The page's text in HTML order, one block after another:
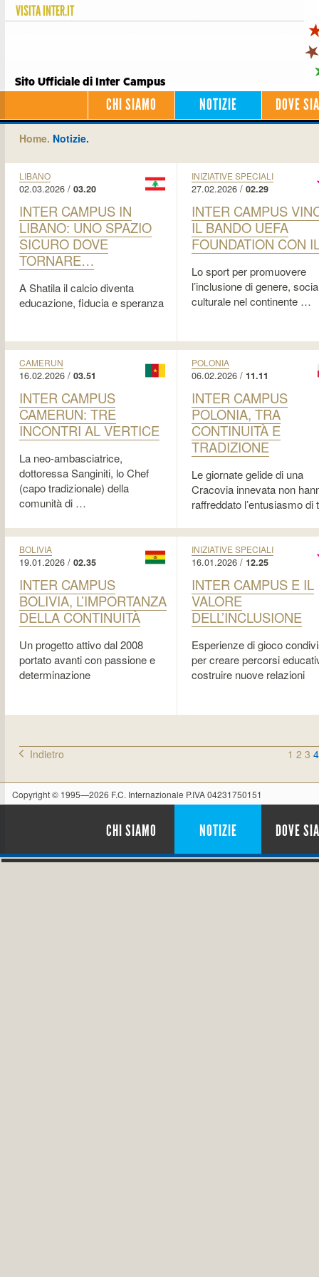
VISITAINTER.IT
Sito Ufficiale di Inter Campus
CHI SIAMO NOTIZIE DOVE
Home. Notizie.
LIBANO
02.03.2026 / 03.20
INTER CAMPUS IN
LIBANO: UNO SPAZIO
SICURO DOVE
TORNARE…
A Shatila il calcio diventa
educazione, fiducia e speranza
INIZIATIVE SPECIALI
27.02.2026 / 02.29
INTER CAMPUS
IL BANDO UEFA
FOUNDATION CON
Lo sport per promuovere
l’inclusione di genere,
culturale nel continente …
CAMERUN
16.02.2026 / 03.51
INTER CAMPUS
CAMERUN: TRE
INCONTRI AL VERTICE
La neo-ambasciatrice,
dottoressa Sanginiti, lo Chef
(capo tradizionale) della
comunità di …
POLONIA
06.02.2026 / 11.11
INTER CAMPUS
POLONIA, TRA
CONTINUITÀ E
TRADIZIONE
Le giornate gelide di una
Cracovia innevata non
raffreddato l’entusiasmo di
…
BOLIVIA
19.01.2026 / 02.35
INTER CAMPUS
BOLIVIA, L’IMPORTANZA
DELLA CONTINUITÀ
Un progetto attivo dal 2008
portato avanti con passione e
determinazione
INIZIATIVE SPECIALI
16.01.2026 / 12.25
INTER CAMPUS E IL
VALORE
DELL’INCLUSIONE
Esperienze di gioco
per creare percorsi
costruire nuove relazioni
Indietro 1 2 3 4
Copyright © 1995—2026 F.C. Internazionale P.IVA 04231750151
CHI SIAMO NOTIZIE DOVE